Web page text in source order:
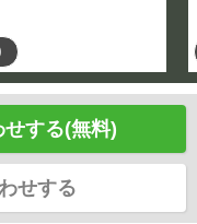
せする(無料)
せする